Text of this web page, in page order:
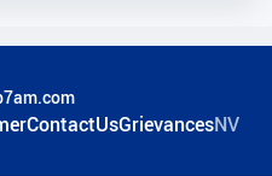
ContactUsGrievancesNV